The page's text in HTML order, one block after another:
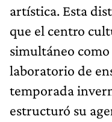
artística. Esta
que el centro
simultáneo
laboratorio de
temporada
estructuró su